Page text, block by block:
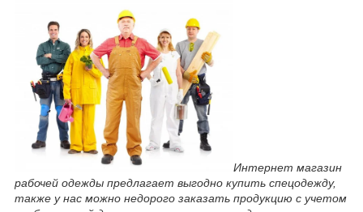
Интернет магазин
рабочей одежды предлагает выгодно купить спецодежду,
также у нас можно недорого заказать продукцию с учетом